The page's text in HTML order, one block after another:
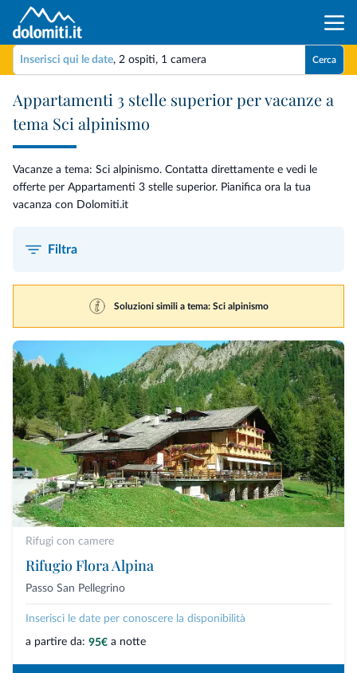
Inserisci qui le date, 2 ospiti, 1 camera Cerca
Appartamenti 3 stelle superior per vacanze a
tema Sci alpinismo
Vacanze a tema: Sci alpinismo. Contatta direttamente e vedi le
offerte per Appartamenti 3 stelle superior. Pianifica ora la tua
vacanza con Dolomiti.it
Filtra
Soluzioni simili a tema: Sci alpinismo
Rifugi con camere
Rifugio Flora Alpina
Passo San Pellegrino
Inserisci le date per conoscere la disponibilità
a partire da: 95€ a notte